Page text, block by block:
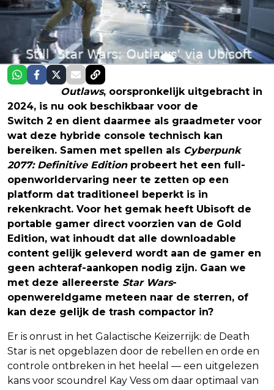
Outlaws, oorspronkelijk uitgebracht in
2024, is nu ook beschikbaar voor de
Switch 2 en dient daarmee als graadmeter voor
wat deze hybride console technisch kan
bereiken. Samen met spellen als Cyberpunk
2077: Definitive Editionprobeert het een full-
openworldervaring neer te zetten op een
platform dat traditioneel beperkt is in
rekenkracht. Voor het gemak heeft Ubisoft de
portable gamer direct voorzien van de Gold
Edition, wat inhoudt dat alle downloadable
content gelijk geleverd wordt aan de gamer en
geen achteraf-aankopen nodig zijn. Gaan we
met deze allereerste Star Wars-
openwereldgame meteen naar de sterren, of
kan deze gelijk de trash compactor in?
Er is onrust in het Galactische Keizerrijk: de Death
Star is net opgeblazen door de rebellen en orde en
controle ontbreken in het heelal — een uitgelezen
kans voor scoundrel Kay Vess om daar optimaal van